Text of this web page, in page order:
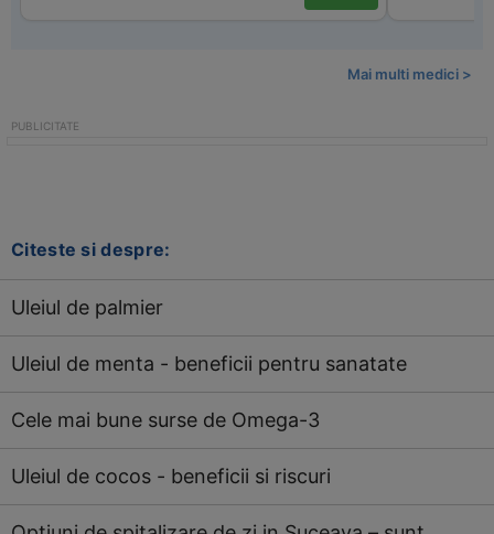
Mai multi medici >
Citeste si despre:
Uleiul de palmier
Uleiul de menta - beneficii pentru sanatate
Cele mai bune surse de Omega-3
Uleiul de cocos - beneficii si riscuri